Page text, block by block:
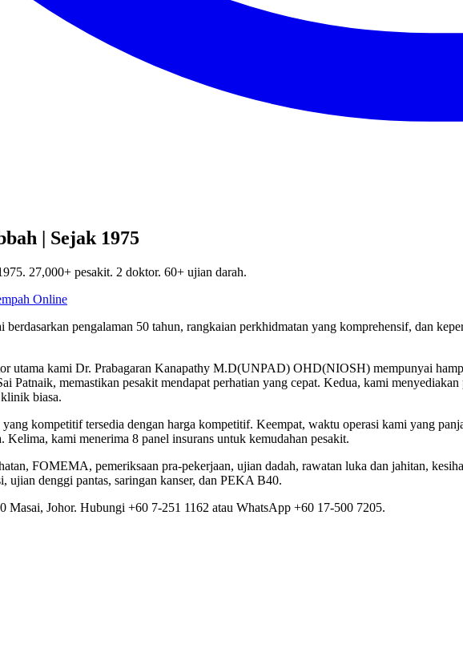
| Sejak 1975
27,000+ pesakit. 2 doktor. 60+ ujian darah.
Online
pengalaman 50 tahun, rangkaian perkhidmatan yang komprehensif, dan
utama kami Dr. Prabagaran Kanapathy M.D(UNPAD) OHD(NIOSH) mempunyai
memastikan pesakit mendapat perhatian yang cepat. Kedua, kami
biasa.
kompetitif tersedia dengan harga kompetitif. Keempat, waktu operasi kami yang
kami menerima 8 panel insurans untuk kemudahan pesakit.
FOMEMA, pemeriksaan pra-pekerjaan, ujian dadah, rawatan luka dan jahitan,
denggi pantas, saringan kanser, dan PEKA B40.
Johor. Hubungi +60 7-251 1162 atau WhatsApp +60 17-500 7205.